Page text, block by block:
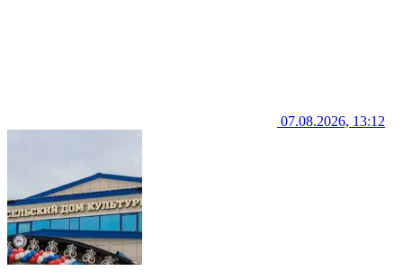
07.08.2026, 13:12